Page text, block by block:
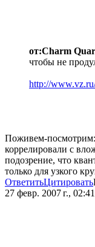
от:Charm
чтобы не
http://
Поживем-посмотрим:
коррелировали с
подозрение, что
только для узкого
ОтветитьЦитировать
27 февр. 2007 г.,